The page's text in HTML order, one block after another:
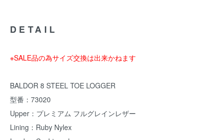
DETAIL
※SALE品の為サイズ交換は出来かねます
BALDOR 8 STEEL TOE LOGGER
型番：73020
Upper：プレミアム フルグレインレザー
Lining：Ruby Nylex